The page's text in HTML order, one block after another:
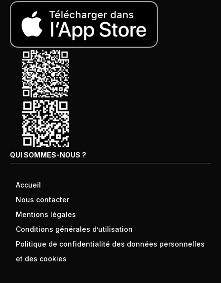
QUI SOMMES-NOUS ?
Accueil
Nous contacter
Mentions légales
Conditions générales d’utilisation
Politique de confidentialité des données personnelles
et des cookies